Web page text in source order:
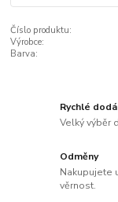
Číslo produktu:
Výrobce:
Barva:
Rychlé
Velký výběr
Odměny
Nakupujete
věrnost.